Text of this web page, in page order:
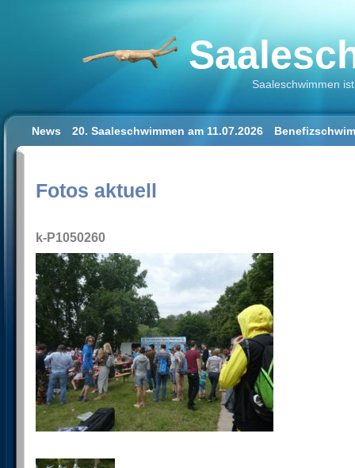
Saaleschwimmen
News 20. Saaleschwimmen am 11.07.2026
Fotos aktuell
k-P1050260